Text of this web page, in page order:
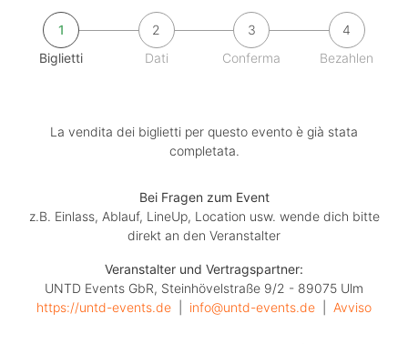
1
Biglietti
2
Dati
3
Conferma
4
Bezahlen
La vendita dei biglietti per questo evento è già stata
completata.
Bei Fragen zum Event
z.B. Einlass, Ablauf, LineUp, Location usw. wende dich bitte
direkt an den Veranstalter
Veranstalter und Vertragspartner:
UNTD Events GbR, Steinhövelstraße 9/2 - 89075 Ulm
https://untd-events.de
info@untd-events.de Avviso